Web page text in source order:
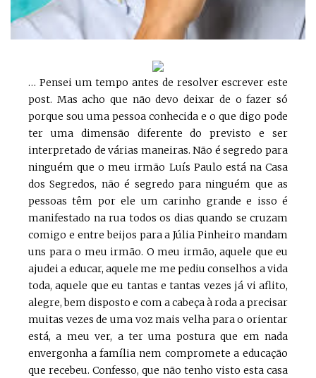
… Pensei um tempo antes de resolver escrever este
post. Mas acho que não devo deixar de o fazer só
porque sou uma pessoa conhecida e o que digo pode
ter uma dimensão diferente do previsto e ser
interpretado de várias maneiras. Não é segredo para
ninguém que o meu irmão Luís Paulo está na Casa
dos Segredos, não é segredo para ninguém que as
pessoas têm por ele um carinho grande e isso é
manifestado na rua todos os dias quando se cruzam
comigo e entre beijos para a Júlia Pinheiro mandam
uns para o meu irmão. O meu irmão, aquele que eu
ajudei a educar, aquele me me pediu conselhos a vida
toda, aquele que eu tantas e tantas vezes já vi aflito,
alegre, bem disposto e com a cabeça à roda a precisar
muitas vezes de uma voz mais velha para o orientar
está, a meu ver, a ter uma postura que em nada
envergonha a família nem compromete a educação
que recebeu. Confesso, que não tenho visto esta casa